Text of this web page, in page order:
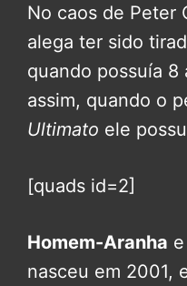
No caos de Peter
alega ter sido
quando possuía 8
assim, quando o
Ultimato ele
[quads id=2]
Homem-Aranha e
nasceu em 2001,